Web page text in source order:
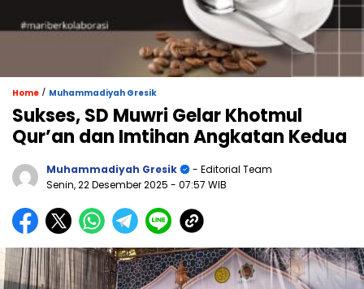
Home / Muhammadiyah Gresik
Sukses, SD Muwri Gelar Khotmul
Qur’an dan Imtihan Angkatan Kedua
Muhammadiyah Gresik
- Editorial Team
Senin, 22 Desember 2025 - 07:57 WIB